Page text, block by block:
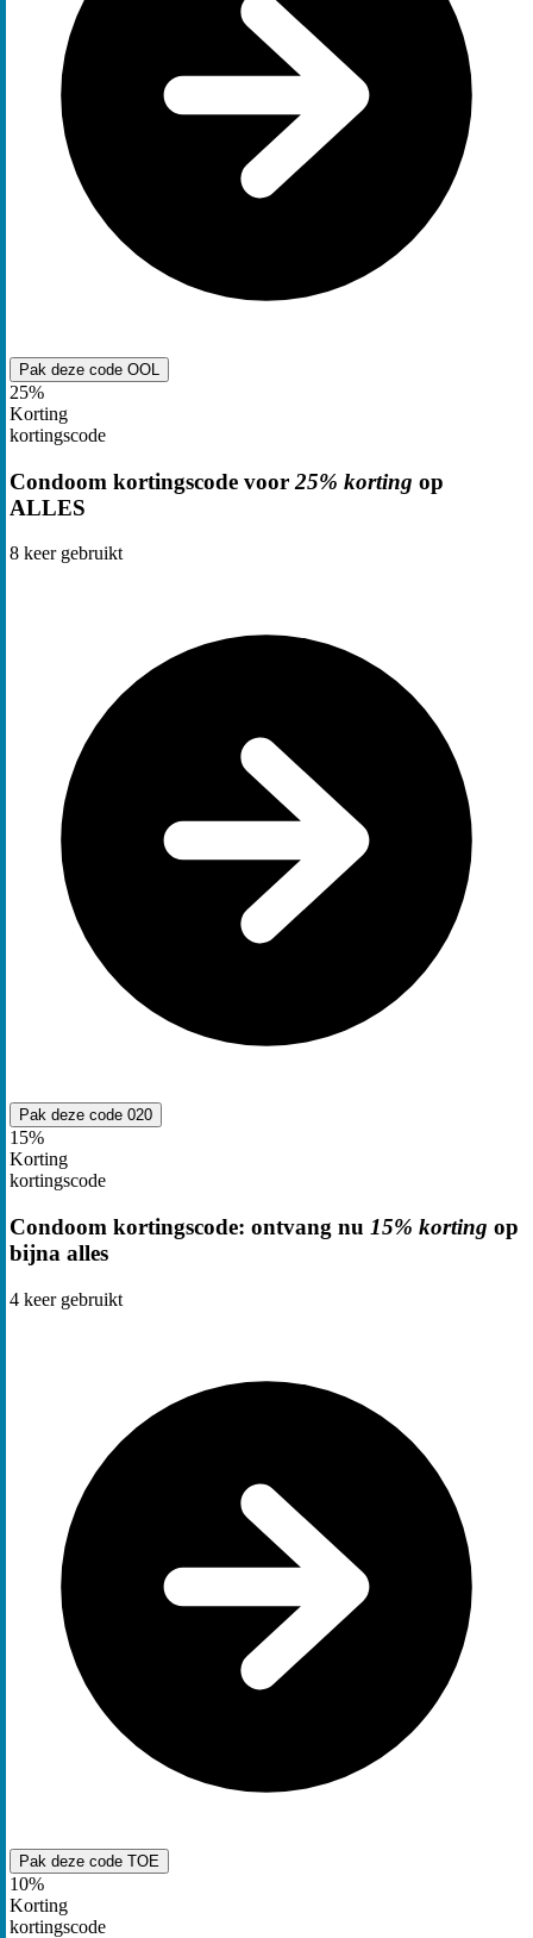
Pak deze code OOL
25%
Korting
kortingscode
Condoom kortingscode voor 25% korting op
ALLES
8 keer gebruikt
Pak deze code 020
15%
Korting
kortingscode
Condoom kortingscode: ontvang nu 15% korting op
bijna alles
4 keer gebruikt
Pak deze code TOE
10%
Korting
kortingscode